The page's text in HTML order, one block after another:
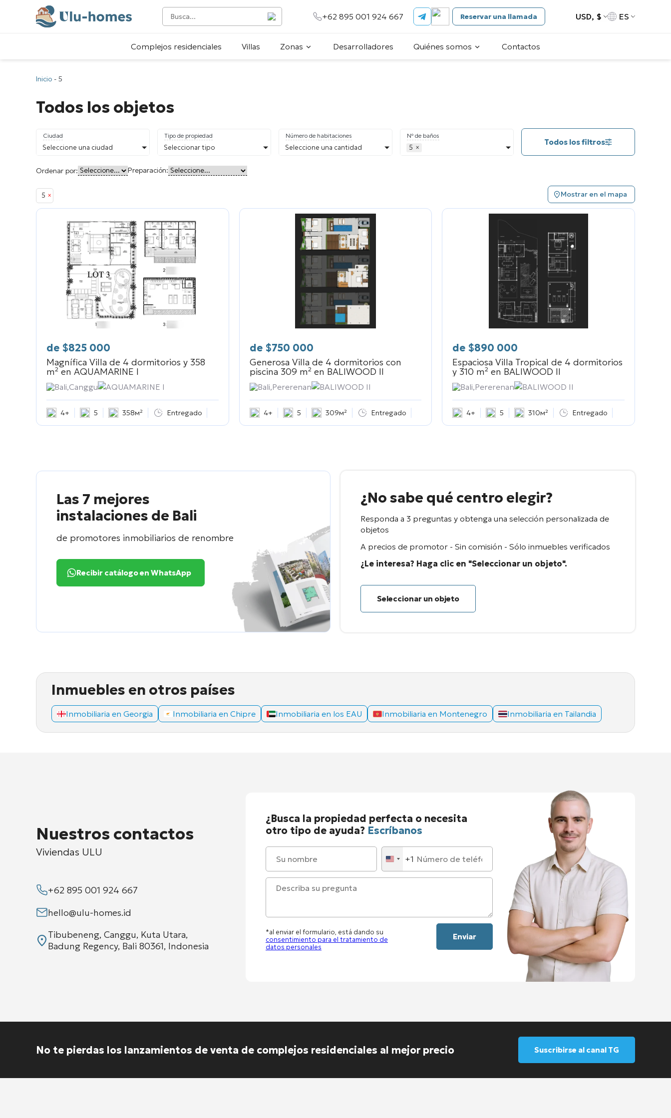
+62 895 001 924 667 Reservar una llamada USD, $ ES
Complejos residenciales Villas Zonas Desarrolladores Quiénes somos Contactos
Inicio - 5
Todos los objetos
Ciudad
Seleccione una ciudad
Tipo de propiedad
Seleccionar tipo
Número de habitaciones
Seleccione una cantidad
Nº de baños
5 ×
Todos los filtros
Ordenar por: Preparación:
5 × Mostrar en el mapa
de $825 000
Magnífica Villa de 4 dormitorios y 358
m² en AQUAMARINE I
Bali,Canggu AQUAMARINE I
4+ 5 358м² Entregado
de $750 000
Generosa Villa de 4 dormitorios con
piscina 309 m² en BALIWOOD II
Bali,Pererenan BALIWOOD II
4+ 5 309м² Entregado
de $890 000
Espaciosa Villa Tropical de 4 dormitorios
y 310 m² en BALIWOOD II
Bali,Pererenan BALIWOOD II
4+ 5 310м² Entregado
Las 7 mejores
instalaciones de Bali
de promotores inmobiliarios de renombre
Recibir catálogo en WhatsApp
¿No sabe qué centro elegir?
Responda a 3 preguntas y obtenga una selección personalizada de
objetos
A precios de promotor - Sin comisión - Sólo inmuebles verificados
¿Le interesa? Haga clic en "Seleccionar un objeto".
Seleccionar un objeto
Inmuebles en otros países
Inmobiliaria en Georgia Inmobiliaria en Chipre Inmobiliaria en los EAU Inmobiliaria en Montenegro Inmobiliaria en Tailandia
Nuestros contactos
Viviendas ULU
+62 895 001 924 667
hello@ulu-homes.id
Tibubeneng, Canggu, Kuta Utara,
Badung Regency, Bali 80361, Indonesia
¿Busca la propiedad perfecta o necesita
otro tipo de ayuda? Escríbanos
United
States
+1
*al enviar el formulario, está dando su
consentimiento para el tratamiento de
datos personales
No te pierdas los lanzamientos de venta de complejos residenciales al mejor precio Suscribirse al canal TG